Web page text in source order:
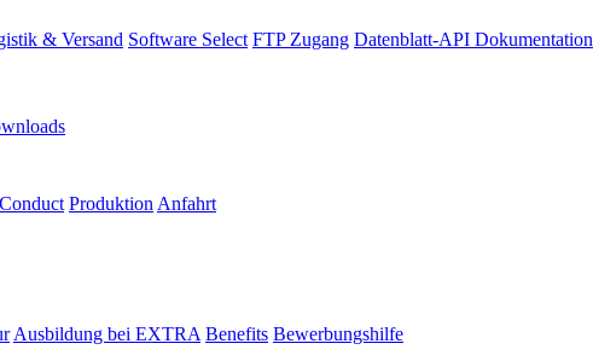
& Versand Software Select FTP Zugang Datenblatt-API Dokumentation
Produktion Anfahrt
Ausbildung bei EXTRA Benefits Bewerbungshilfe